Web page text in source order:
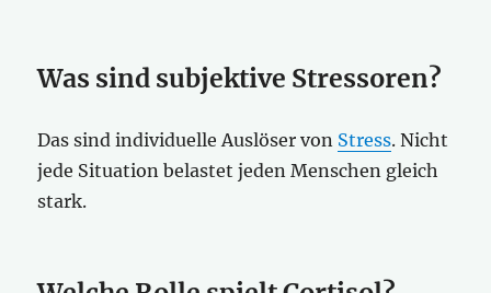
Was sind subjektive Stressoren?
Das sind individuelle Auslöser von Stress. Nicht
jede Situation belastet jeden Menschen gleich
stark.